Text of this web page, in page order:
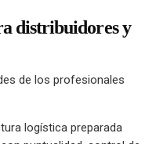
distribuidores y
de los profesionales
logística preparada